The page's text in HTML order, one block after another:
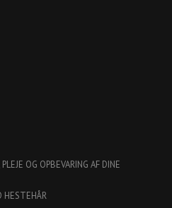
OG OPBEVARING AF DINE
HESTEHÅR